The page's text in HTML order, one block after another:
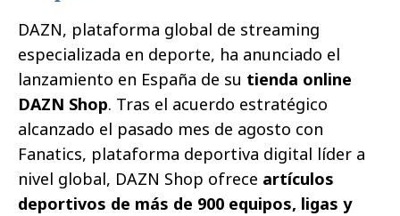
DAZN, plataforma global de streaming
especializada en deporte, ha anunciado el
lanzamiento en España de su tienda online
DAZN Shop. Tras el acuerdo estratégico
alcanzado el pasado mes de agosto con
Fanatics, plataforma deportiva digital líder a
nivel global, DAZN Shop ofrece artículos
deportivos de más de 900 equipos, ligas y